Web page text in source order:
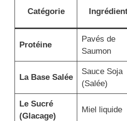
Catégorie
Protéine
Pavés de
Saumon
La Base Salée
Sauce Soja
(Salée)
Le Sucré
(Glacage)
Miel liquide